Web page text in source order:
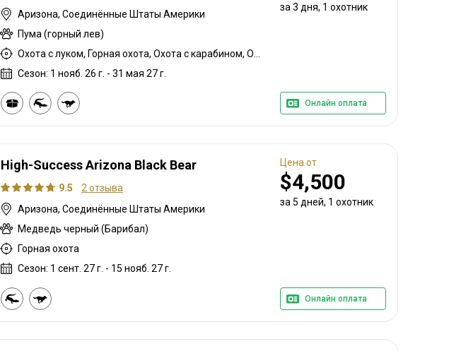
Аризона, Соединённые Штаты Америки
Пума (горный лев)
Сезон: 1 нояб. 26 г. - 31 мая 27 г.
за 3 дня, 1 охотник
Онлайн оплата
High-Success Arizona Black Bear
9.5
2 отзыва
Аризона, Соединённые Штаты Америки
Медведь черный (Барибал)
Горная охота
Сезон: 1 сент. 27 г. - 15 нояб. 27 г.
Цена от
$4,500
за 5 дней, 1 охотник
Онлайн оплата